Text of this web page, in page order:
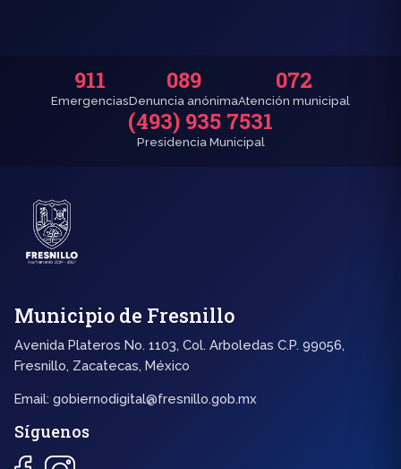
911
Emergencias
089
Denuncia anónima
072
Atención municipal
(493) 935 7531
Presidencia Municipal
Municipio de Fresnillo
Avenida Plateros No. 1103, Col. Arboledas C.P. 99056,
Fresnillo, Zacatecas, México
Email: gobiernodigital@fresnillo.gob.mx
Síguenos